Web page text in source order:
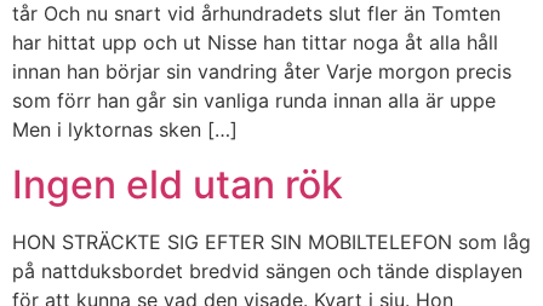
tår Och nu snart vid århundradets slut fler än Tomten
har hittat upp och ut Nisse han tittar noga åt alla håll
innan han börjar sin vandring åter Varje morgon precis
som förr han går sin vanliga runda innan alla är uppe
Men i lyktornas sken […]
Ingen eld utan rök
HON STRÄCKTE SIG EFTER SIN MOBILTELEFON som låg
på nattduksbordet bredvid sängen och tände displayen
för att kunna se vad den visade. Kvart i sju. Hon